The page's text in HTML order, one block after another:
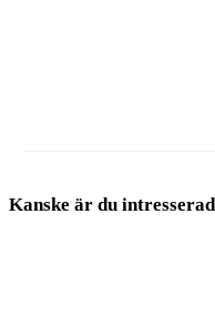
Bridgestone
Kanske är du